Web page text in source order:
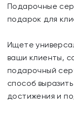
Подарочные
подарок для
Ищете
ваши клиенты,
подарочный
способ
достижения и